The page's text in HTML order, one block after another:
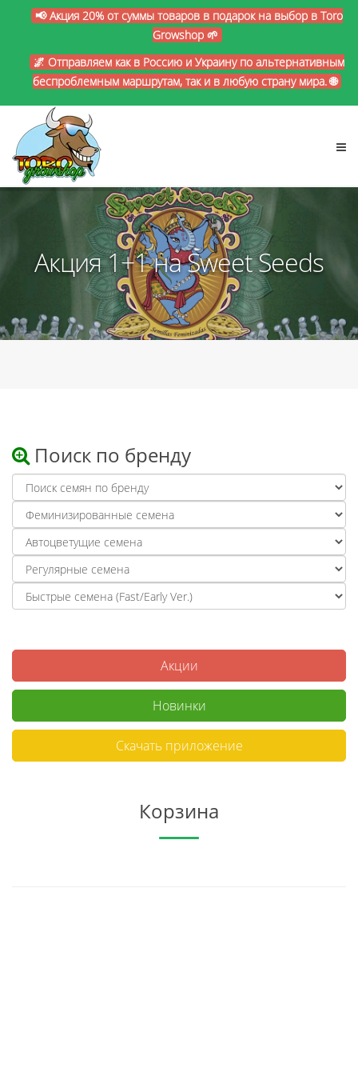
📢 Акция 20% от суммы товаров в подарок на выбор в Toro
Growshop 🌱
🌌 Отправляем как в Россию и Украину по альтернативным
беспроблемным маршрутам, так и в любую страну мира. 🌐
Акция 1+1 на Sweet Seeds
Поиск по бренду
Акции
Новинки
Скачать приложение
Корзина